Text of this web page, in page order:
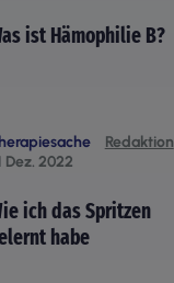
ist Hämophilie B?
Redaktion
Dez. 2022
ich das Spritzen
habe